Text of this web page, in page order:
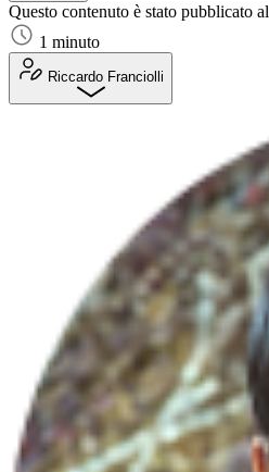
Questo contenuto è stato pubblicato al
1 minuto
Riccardo Franciolli